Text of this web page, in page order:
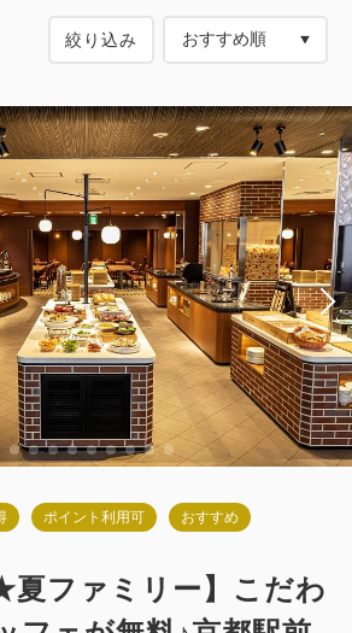
絞り込み
ポイント利用可 おすすめ
夏ファミリー】こだわ